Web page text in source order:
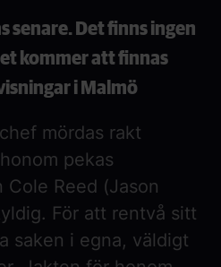
senare. Det finns ingen
kommer att finnas
i Malmö
mördas rakt
pekas
Reed (Jason
För att rentvå sitt
saken i egna, väldigt